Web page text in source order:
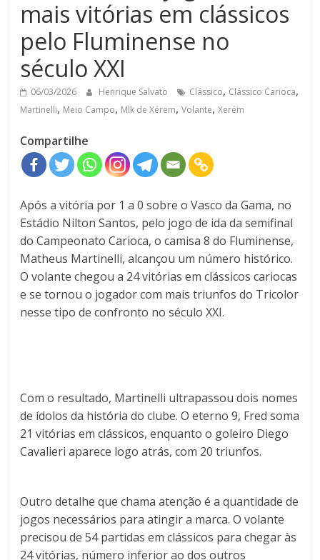
mais vitórias em clássicos
pelo Fluminense no
século XXI
06/03/2026 Henrique Salvato Clássico, Clássico Carioca,
Martinelli, Meio Campo, Mlk de Xérem,Volante,Xerém
Compartilhe
Após a vitória por 1 a 0 sobre oVasco da Gama, no
Estádio Nilton Santos, pelo jogo de ida da semifinal
doCampeonato Carioca, o camisa 8 do Fluminense,
Matheus Martinelli, alcançou um número histórico.
O volante chegou a 24 vitórias em clássicos cariocas
e se tornou o jogador com mais triunfos do Tricolor
nesse tipo de confronto no século XXI.
Com o resultado, Martinelli ultrapassou dois nomes
de ídolos da história do clube. O eterno 9, Fred soma
21 vitórias em clássicos, enquanto o goleiro Diego
Cavalieri aparece logo atrás, com 20 triunfos.
Outro detalhe que chama atenção é a quantidade de
jogos necessários para atingir a marca. O volante
precisou de 54 partidas em clássicos para chegar às
24 vitórias, número inferior ao dos outros